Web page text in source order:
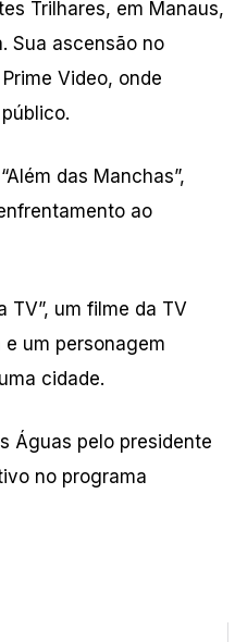
Trilhares, em Manaus,
Sua ascensão no
Video, onde
das Manchas”,
ao
TV”, um filme da TV
e um personagem
cidade.
Águas pelo presidente
no programa